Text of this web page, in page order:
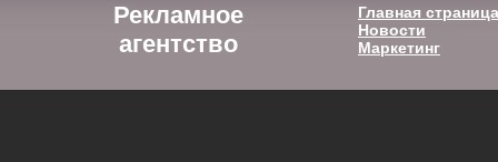
Рекламное
агентство
Главная страница
Новости
Маркетинг